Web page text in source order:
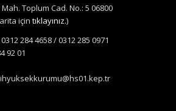
Toplum Cad. No.: 5 06800
için tıklayınız.)
284 4658 / 0312 285 0971
92 01